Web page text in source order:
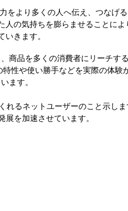
をより多くの人へ伝え、つなげ
人の気持ちを膨らませることによ
きます。
商品を多くの消費者にリーチす
性や使い勝手などを実際の体験
ます。
るネットユーザーのこと示しま
展を加速させています。